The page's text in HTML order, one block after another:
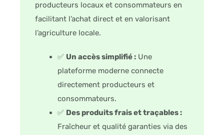
producteurs locaux et consommateurs en
facilitant l’achat direct et en valorisant
l’agriculture locale.
✅ Un accès simplifié : Une
plateforme moderne connecte
directement producteurs et
consommateurs.
✅ Des produits frais et traçables :
Fraîcheur et qualité garanties via des